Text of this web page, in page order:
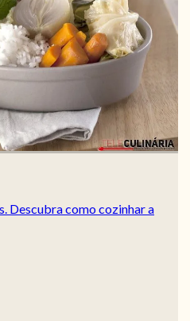
Descubra como cozinhar a